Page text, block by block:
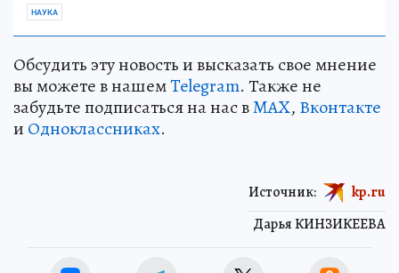
НАУКА
Обсудить эту новость и высказать свое мнение
вы можете в нашемTelegram. Также не
забудьте подписаться на нас вMAX, Вконтакте
и Одноклассниках.
Дарья КИНЗИКЕЕВА
Источник: kp.ru